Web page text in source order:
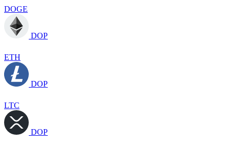
DOGE
DOP
ETH
DOP
LTC
DOP